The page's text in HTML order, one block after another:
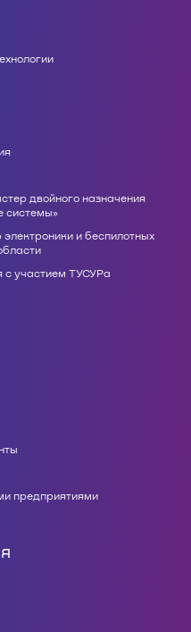
двойного назначения
системы»
и беспилотных
с участием ТУСУРа
предприятиями